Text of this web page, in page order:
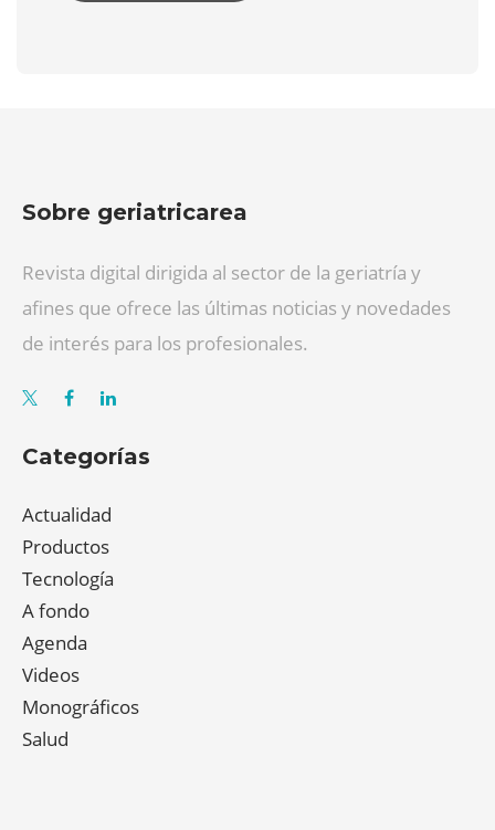
Sobre geriatricarea
Revista digital dirigida al sector de la geriatría y
afines que ofrece las últimas noticias y novedades
de interés para los profesionales.
Categorías
Actualidad
Productos
Tecnología
A fondo
Agenda
Videos
Monográficos
Salud